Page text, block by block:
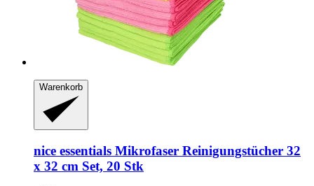
Warenkorb
nice essentials Mikrofaser Reinigungstücher 32
x 32 cm Set, 20 Stk